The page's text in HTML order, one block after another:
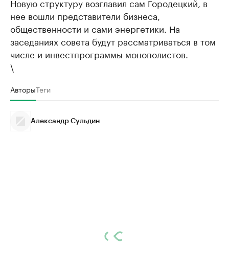
нее вошли представители бизнеса,
общественности и сами энергетики. На
заседаниях совета будут рассматриваться в том
числе и инвестпрограммы монополистов.
\
АвторыТеги
Александр Сульдин